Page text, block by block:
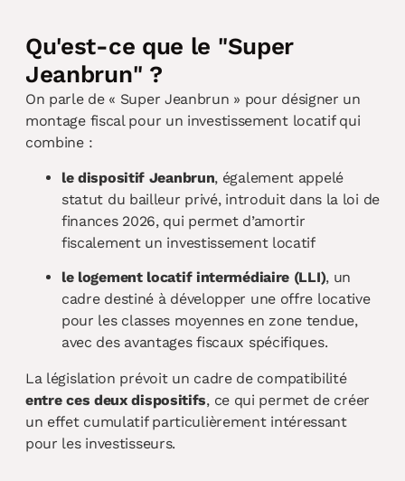
Qu'est-ce que le "Super
Jeanbrun" ?
On parle de « Super Jeanbrun » pour désigner un
montage fiscal pour un investissement locatif qui
combine :
le dispositif Jeanbrun, également appelé
statut du bailleur privé, introduit dans la loi de
finances 2026, qui permet d’amortir
fiscalement un investissement locatif
le logement locatif intermédiaire (LLI), un
cadre destiné à développer une offre locative
pour les classes moyennes en zone tendue,
avec des avantages fiscaux spécifiques.
La législation prévoit un cadre de compatibilité
entre ces deux dispositifs, ce qui permet de créer
un effet cumulatif particulièrement intéressant
pour les investisseurs.